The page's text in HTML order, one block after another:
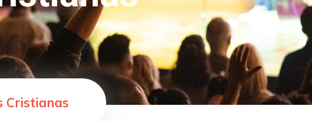
Cristianas